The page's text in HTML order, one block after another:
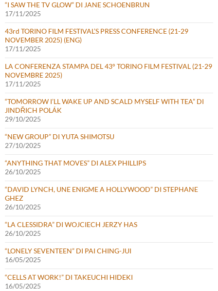
“I SAW THE TV GLOW” DI JANE SCHOENBRUN
17/11/2025
43rd TORINO FILM FESTIVAL’S PRESS CONFERENCE (21-29
NOVEMBER 2025) (ENG)
17/11/2025
LA CONFERENZA STAMPA DEL 43° TORINO FILM FESTIVAL (21-29
NOVEMBRE 2025)
17/11/2025
“TOMORROW I’LL WAKE UP AND SCALD MYSELF WITH TEA” DI
JINDŘICH POLÁK
29/10/2025
“NEW GROUP” DI YUTA SHIMOTSU
27/10/2025
“ANYTHING THAT MOVES” DI ALEX PHILLIPS
26/10/2025
“DAVID LYNCH, UNE ENIGME A HOLLYWOOD” DI STEPHANE
GHEZ
26/10/2025
“LA CLESSIDRA” DI WOJCIECH JERZY HAS
26/10/2025
“LONELY SEVENTEEN” DI PAI CHING-JUI
16/05/2025
“CELLS AT WORK!” DI TAKEUCHI HIDEKI
16/05/2025